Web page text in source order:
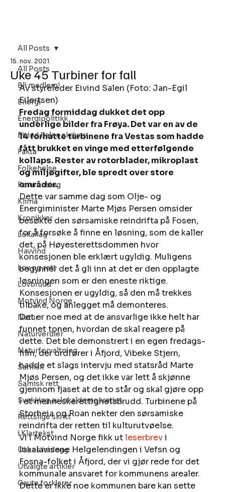
All Posts
Bli medlem!
Energi
Energipolitikk
Eivind Salen skriver
Fakta
Folkehelse
Forurensing
Klima
Kronikker
Lokallag
Havvind
Lov og rett
Lovbrudd
Motvind Norge
Natur
Naturverdier
Naturforvaltning
Samisk
Samisk rett
Svekking av lokaldemokratiet
Rettslige skritt
i Klartekst
Ukens innlegg
Utvalgte artikler
Gaute forklarer
All Posts
Uke 45 Turbiner for fall
15. nov. 2021
Av styreleder Eivind Salen (Foto: Jan-Egil
Eilertsen)
Fredag formiddag dukket det opp
underlige bilder fra Frøya. Det var en av de
14 forhatte turbinene fra Vestas som hadde
fått brukket en vinge med etterfølgende
kollaps. Rester av rotorblader, mikroplast
og miljøgifter, ble spredt over store
områder.
Dette var samme dag som Olje- og
Energiminister Marte Mjøs Persen omsider
besøkte den sørsamiske reindrifta på Fosen,
for å forsøke å finne en løsning, som de kaller
det, på Høyesterettsdommen hvor
konsesjonen ble erklært ugyldig. Muligens
begynner det å gli inn at det er den opplagte
løsningen som er den eneste riktige.
Konsesjonen er ugyldig, så den må trekkes
tilbake, og anlegget må demonteres.
Det er noe med at de ansvarlige ikke helt har
funnet tonen, hvordan de skal reagere på
dette. Det ble demonstrert i en egen fredags-
film, der ordfører i Åfjord, Vibeke Stjern,
hadde et slags intervju med statsråd Marte
Mjøs Persen, og det ikke var lett å skjønne
gjennom fjaset at de to står og skal gjøre opp
i et menneskerettighetsbrudd. Turbinene på
Storheia og Roan nekter den sørsamiske
reindrifta der retten til kulturutvøelse.
Vi i Motvind Norge fikk ut leserbrev i
lokalavisene Helgelendingen i Vefsn og
Fosna-folket i Åfjord, der vi gjør rede for det
kommunale ansvaret for kommunens arealer.
Dette er ikke noe kommunen bare kan sette